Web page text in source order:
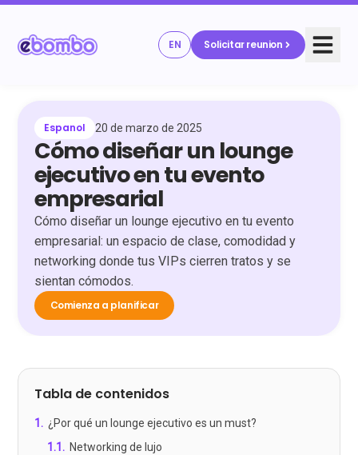
EN Solicitar reunion
Espanol 20 de marzo de 2025
Cómo diseñar un lounge
ejecutivo en tu evento
empresarial
Cómo diseñar un lounge ejecutivo en tu evento
empresarial: un espacio de clase, comodidad y
networking donde tus VIPs cierren tratos y se
sientan cómodos.
Comienza a planificar
Tabla de contenidos
1 . ¿Por qué un lounge ejecutivo es un must?
1.1 . Networking de lujo